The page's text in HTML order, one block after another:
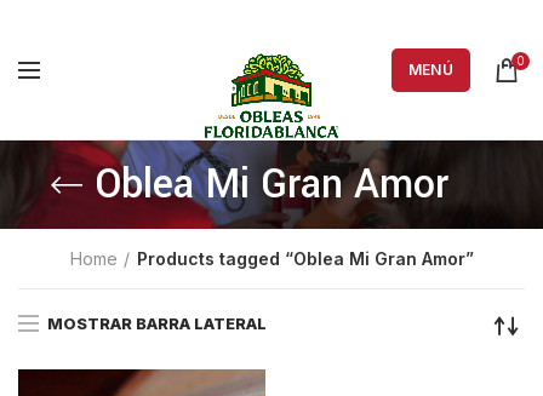
MENÚ 0
Oblea Mi Gran Amor
Home Products tagged “Oblea Mi Gran Amor”
MOSTRAR BARRA LATERAL